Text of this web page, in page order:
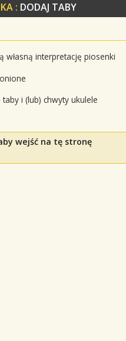
: DODAJ TABY
interpretację piosenki
i (lub) chwyty ukulele
wejść na tę stronę